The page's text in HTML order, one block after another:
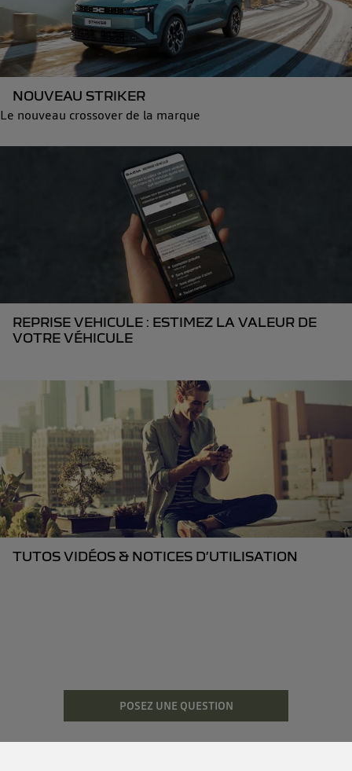
NOUVEAU STRIKER
Le nouveau crossover de la marque
REPRISE VEHICULE : ESTIMEZ LA VALEUR DE
VOTRE VÉHICULE
TUTOS VIDÉOS & NOTICES D’UTILISATION
POSEZ UNE QUESTION